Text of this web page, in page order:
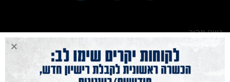
נייוט מהיר